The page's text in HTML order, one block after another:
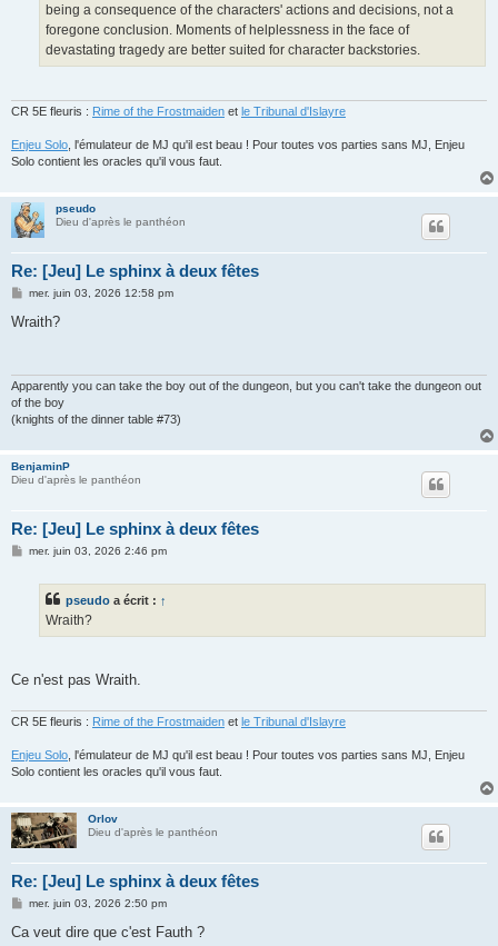
being a consequence of the characters' actions and decisions, not a
foregone conclusion. Moments of helplessness in the face of
devastating tragedy are better suited for character backstories.
CR 5E fleuris : Rime of the Frostmaiden et le Tribunal d'Islayre
Enjeu Solo , l'émulateur de MJ qu'il est beau ! Pour toutes vos parties sans MJ, Enjeu
Solo contient les oracles qu'il vous faut.
pseudo
Dieu d'après le panthéon
Re: [Jeu] Le sphinx à deux fêtes
M
s
mer. juin 03, 2026 12:58 pm
Wraith?
Apparently you can take the boy out of the dungeon, but you can't take the dungeon out
of the boy
(knights of the dinner table #73)
BenjaminP
Dieu d'après le panthéon
Re: [Jeu] Le sphinx à deux fêtes
Mmer. juin 03, 2026 2:46 pm
pseudo a écrit : ↑
Wraith?
Ce n'est pas Wraith.
CR 5E fleuris : Rime of the Frostmaiden et le Tribunal d'Islayre
Enjeu Solo , l'émulateur de MJ qu'il est beau ! Pour toutes vos parties sans MJ, Enjeu
Solo contient les oracles qu'il vous faut.
Orlov
Dieu d'après le panthéon
Re: [Jeu] Le sphinx à deux fêtes
M
s
mer. juin 03, 2026 2:50 pm
Ca veut dire que c'est Fauth ?